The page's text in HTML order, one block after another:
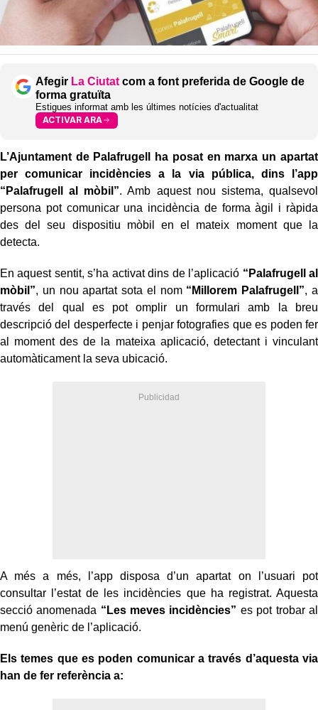
Afegir La Ciutat com a font preferida de Google de
forma gratuïta
Estigues informat amb les últimes notícies d'actualitat
ACTIVAR ARA
L’Ajuntament de Palafrugell ha posat en marxa un apartat
per comunicar incidències a la via pública, dins l’app
“Palafrugell al mòbil”. Amb aquest nou sistema, qualsevol
persona pot comunicar una incidència de forma àgil i ràpida
des del seu dispositiu mòbil en el mateix moment que la
detecta.
En aquest sentit, s’ha activat dins de l’aplicació “Palafrugell al
mòbil”, un nou apartat sota el nom “Millorem Palafrugell”, a
través del qual es pot omplir un formulari amb la breu
descripció del desperfecte i penjar fotografies que es poden fer
al moment des de la mateixa aplicació, detectant i vinculant
automàticament la seva ubicació.
A més a més, l’app disposa d’un apartat on l’usuari pot
consultar l’estat de les incidències que ha registrat. Aquesta
secció anomenada “Les meves incidències” es pot trobar al
menú genèric de l’aplicació.
Els temes que es poden comunicar a través d’aquesta via
han de fer referència a: